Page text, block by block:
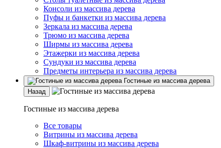
Консоли из массива дерева
Пуфы и банкетки из массива дерева
Зеркала из массива дерева
Трюмо из массива дерева
Ширмы из массива дерева
Этажерки из массива дерева
Сундуки из массива дерева
Предметы интерьера из массива дерева
Гостиные из массива дерева
Назад
Гостиные из массива дерева
Все товары
Витрины из массива дерева
Шкаф-витрины из массива дерева